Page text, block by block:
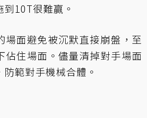
10T很難贏。
場面避免被沉默直接崩盤，至
佔住場面。儘量清掉對手場面
範對手機械合體。